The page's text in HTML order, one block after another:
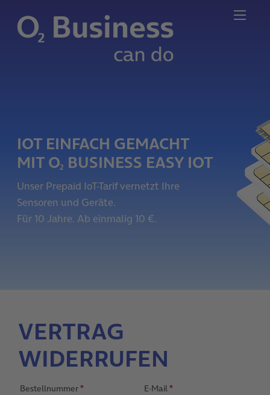
IOT EINFACH GEMACHT
MIT O2 BUSINESS EASY IOT
Unser Prepaid IoT-Tarif vernetzt Ihre
Sensoren und Geräte.
Für 10 Jahre. Ab einmalig 10 €.
VERTRAG
WIDERRUFEN
Bestellnummer*erforderlich E-Mail*erforderlich
Page URI *erforderlich